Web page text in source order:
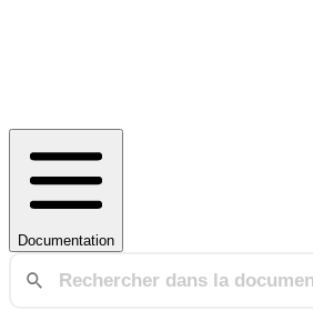
Documentation